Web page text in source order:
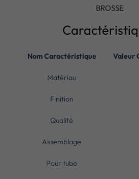
BROSSE
Nom Caractéristique Valeur
Matériau
Finition
Qualité
Assemblage
Pour tube